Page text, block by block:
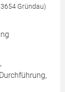
Gründau)